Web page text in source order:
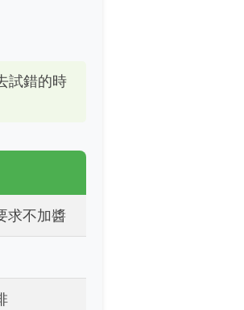
試錯的時
求不加醬